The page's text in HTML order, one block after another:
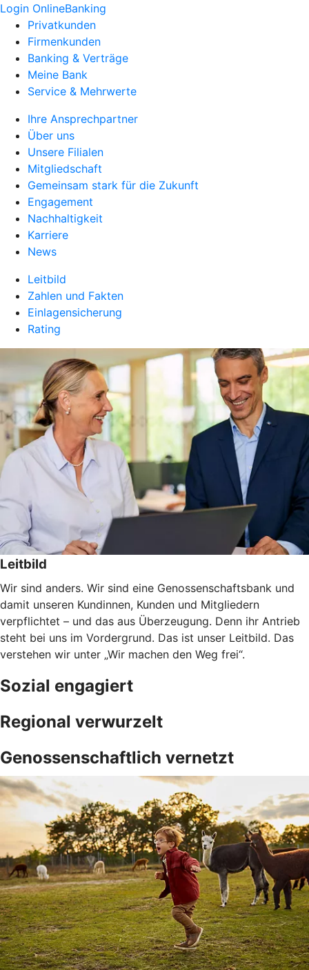
Login OnlineBanking
Privatkunden
Firmenkunden
Banking & Verträge
Meine Bank
Service & Mehrwerte
Ihre Ansprechpartner
Über uns
Unsere Filialen
Mitgliedschaft
Gemeinsam stark für die Zukunft
Engagement
Nachhaltigkeit
Karriere
News
Leitbild
Zahlen und Fakten
Einlagensicherung
Rating
Leitbild
Wir sind anders. Wir sind eine Genossenschaftsbank und
damit unseren Kundinnen, Kunden und Mitgliedern
verpflichtet – und das aus Überzeugung. Denn ihr Antrieb
steht bei uns im Vordergrund. Das ist unser Leitbild. Das
verstehen wir unter „Wir machen den Weg frei“.
Sozial engagiert
Regional verwurzelt
Genossenschaftlich vernetzt